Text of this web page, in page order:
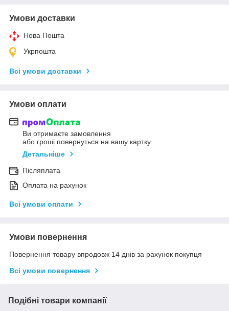
Умови доставки
Нова Пошта
Укрпошта
Всі умови доставки
Умови оплати
Ви отримаєте замовлення
або гроші повернуться на вашу картку
Детальніше
Післяплата
Оплата на рахунок
Всі умови оплати
Умови повернення
Повернення товару впродовж 14 днів за рахунок покупця
Всі умови повернення
Подібні товари компанії